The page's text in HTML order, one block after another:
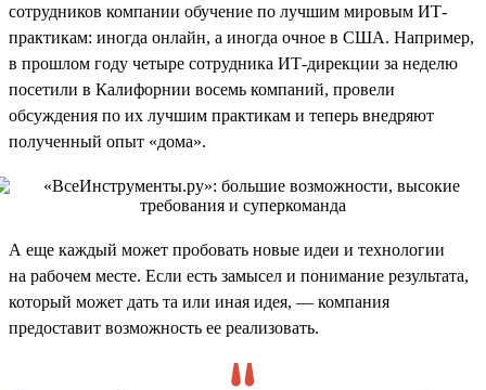
сотрудников компании обучение по лучшим мировым ИТ-
практикам: иногда онлайн, а иногда очное в США. Например,
в прошлом году четыре сотрудника ИТ-дирекции за неделю
посетили в Калифорнии восемь компаний, провели
обсуждения по их лучшим практикам и теперь внедряют
полученный опыт «дома».
А еще каждый может пробовать новые идеи и технологии
на рабочем месте. Если есть замысел и понимание результата,
который может дать та или иная идея, — компания
предоставит возможность ее реализовать.